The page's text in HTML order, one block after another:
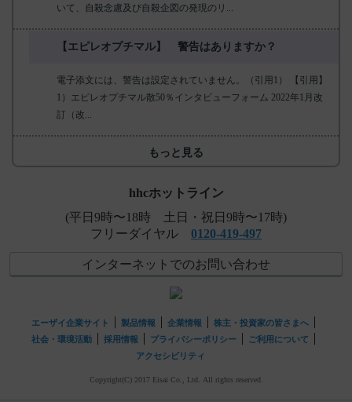
いて、自殺念慮及び自殺企図の発現のリ...
【エピレオプチマル】 警告はありますか？
電子添文には、警告は設定されていません。（引用1） 【引用】
1）エピレオプチマル散50％インタビューフォーム 2022年1月改
訂（改...
もっと見る
hhcホットライン
(平日9時〜18時 土日・祝日9時〜17時)
フリーダイヤル 0120-419-497
インターネットでのお問い合わせ
エーザイ企業サイト 製品情報 企業情報
株主・投資家の皆さまへ
社会・環境活動
採用情報 プライバシーポリシー
ご利用について
アクセシビリティ
Copyright(C) 2017 Eisai Co., Ltd. All rights reserved.